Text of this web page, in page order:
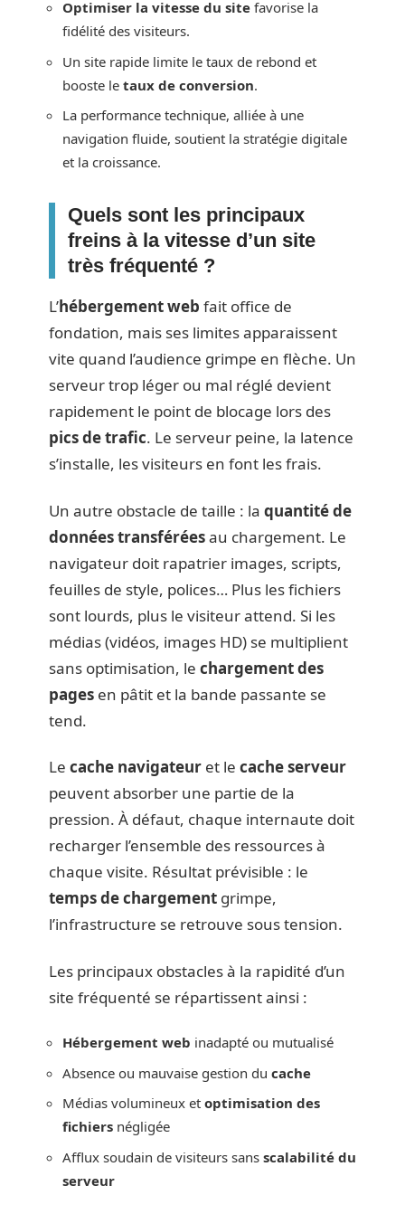
Optimiser la vitesse du site favorise la
fidélité des visiteurs.
Un site rapide limite le taux de rebond et
booste le taux de conversion.
La performance technique, alliée à une
navigation fluide, soutient la stratégie digitale
et la croissance.
Quels sont les principaux
freins à la vitesse d’un site
très fréquenté ?
L’hébergement web fait office de
fondation, mais ses limites apparaissent
vite quand l’audience grimpe en flèche. Un
serveur trop léger ou mal réglé devient
rapidement le point de blocage lors des
pics de trafic. Le serveur peine, la latence
s’installe, les visiteurs en font les frais.
Un autre obstacle de taille : la quantité de
données transféréesau chargement. Le
navigateur doit rapatrier images, scripts,
feuilles de style, polices… Plus les fichiers
sont lourds, plus le visiteur attend. Si les
médias (vidéos, images HD) se multiplient
sans optimisation, le chargement des
pages en pâtit et la bande passante se
tend.
Le cache navigateur et le cache serveur
peuvent absorber une partie de la
pression. À défaut, chaque internaute doit
recharger l’ensemble des ressources à
chaque visite. Résultat prévisible : le
temps de chargement grimpe,
l’infrastructure se retrouve sous tension.
Les principaux obstacles à la rapidité d’un
site fréquenté se répartissent ainsi :
Hébergement web inadapté ou mutualisé
Absence ou mauvaise gestion du cache
Médias volumineux et optimisation des
fichiers négligée
Afflux soudain de visiteurs sans scalabilité du
serveur